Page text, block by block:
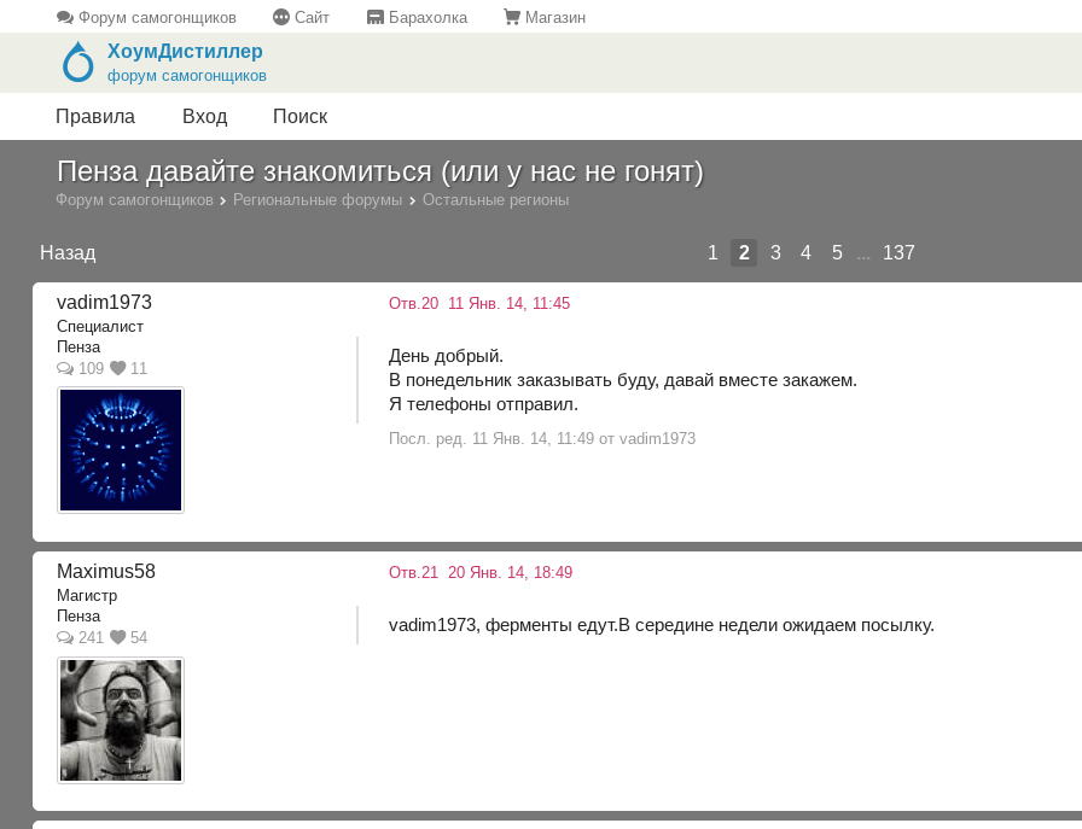
Форум самогонщиков Сайт Барахолка Магазин
ХоумДистиллер
форум самогонщиков
Правила Вход Поиск
Пенза давайте знакомиться (или у нас не гонят)
Форум самогонщиков Региональные форумы Остальные регионы
Назад 1 2 3 4 5 ... 137
vadim1973
Специалист
Пенза
109
11
Отв.20 11 Янв. 14, 11:45
День добрый.
В понедельник заказывать буду, давай вместе закажем.
Я телефоны отправил.
Посл. ред. 11 Янв. 14, 11:49 от vadim1973
Maximus58
Магистр
Пенза
241
54
Отв.21 20 Янв. 14, 18:49
vadim1973, ферменты едут.В середине недели ожидаем посылку.